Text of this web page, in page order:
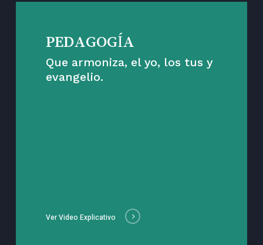
PEDAGOGÍA
Que armoniza, el yo, los tus y
evangelio.
Ver Video Explicativo